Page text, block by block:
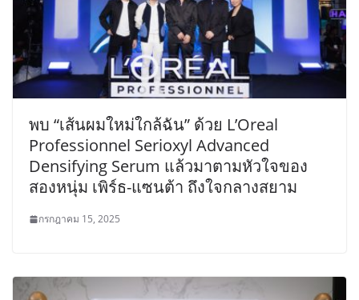
พบ “เส้นผมใหม่ใกล้ฉัน” ด้วย L’Oreal
Professionnel Serioxyl Advanced
Densifying Serum แล้วมาตามหัวใจของ
สองหนุ่ม เพิร์ธ-แซนต้า ถึงใจกลางสยาม
กรกฎาคม 15, 2025